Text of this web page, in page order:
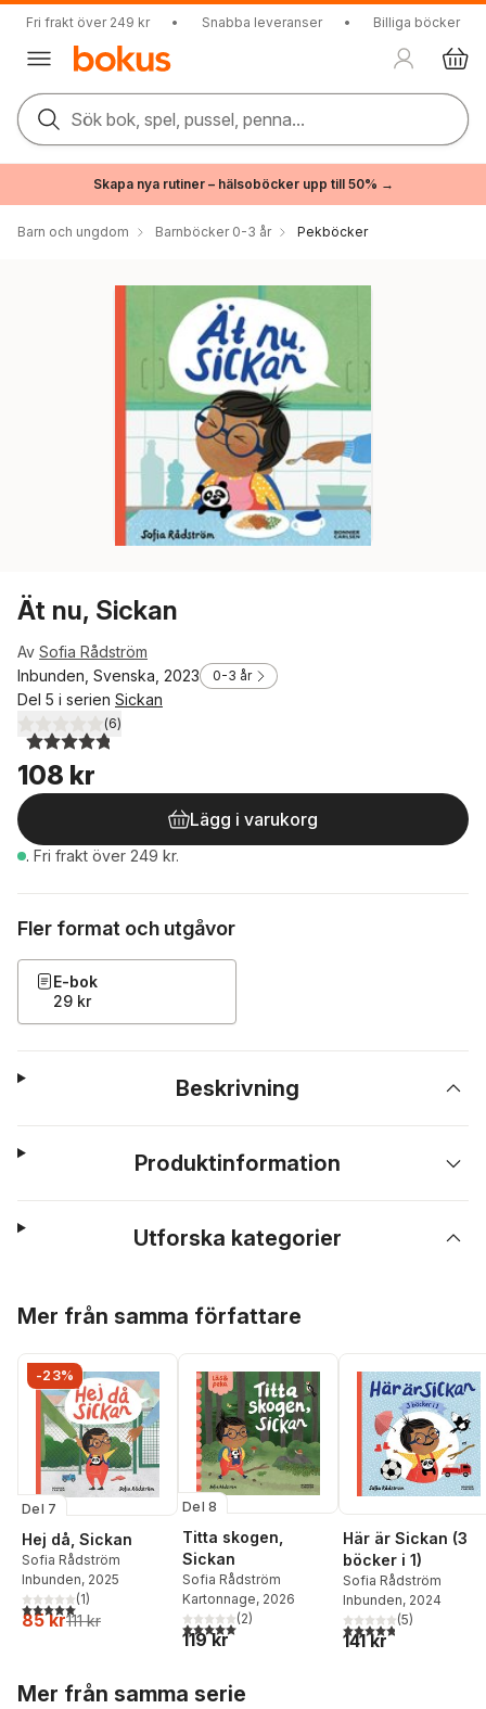
Fri frakt över 249 kr • Snabba leveranser • Billiga böcker
Sök bok, spel, pussel, penna...
Skapa nya rutiner – hälsoböcker upp till 50% →
Barn och ungdom Barnböcker 0-3 år Pekböcker
Ät nu, Sickan
Av Sofia Rådström
Inbunden, Svenska, 2023
0-3 år
Del 5 i serien Sickan
4,8utav 5 stjärnor. Totalt antal röster:
(6)
108 kr
Lägg i varukorg
. Fri frakt över 249 kr.
Fler format och utgåvor
E-bok
29 kr
Beskrivning
Produktinformation
Utforska kategorier
Mer från samma författare
-23%
Del 7
Hej då, Sickan
Sofia Rådström
Inbunden, 2025
5,0utav 5 stjärnor. Totalt antal röster:
(1)
85 kr111 kr
Del 8
Titta skogen,
Sickan
Sofia Rådström
Kartonnage, 2026
5,0utav 5 stjärnor. Totalt antal röster:
(2)
119 kr
Här är Sickan (3
böcker i 1)
Sofia Rådström
Inbunden, 2024
4,8utav 5 stjärnor.
(5)
141 kr
Mer från samma serie